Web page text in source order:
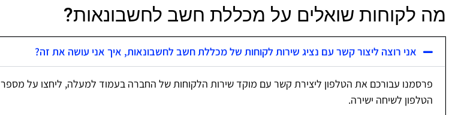
מה לקוחות שואלים על מכללת חשב לחשבונאות?
אני רוצה ליצור קשר עם נציג שירות לקוחות של מכללת חשב לחשבונאות, איך אני עושה את זה?
פרסמנו עבורכם את הטלפון ליצירת קשר עם מוקד שירות הלקוחות של החברה בעמוד למעלה, ליחצו על מספר
הטלפון לשיחה ישירה.